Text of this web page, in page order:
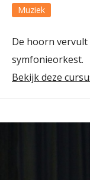
Muziek
De hoorn
symfonieorkest.
Bekijk deze